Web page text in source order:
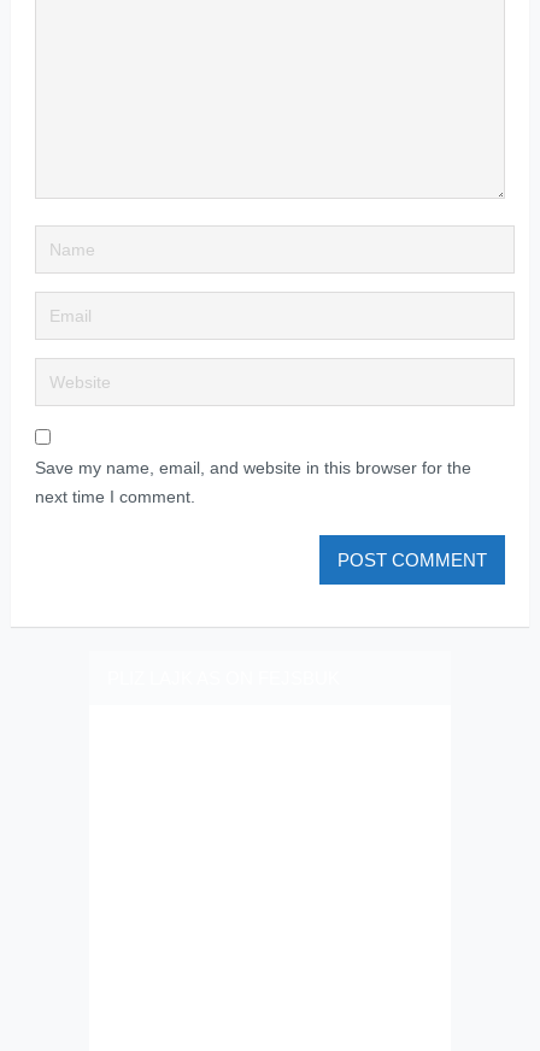
Save my name, email, and website in this browser for the
next time I comment.